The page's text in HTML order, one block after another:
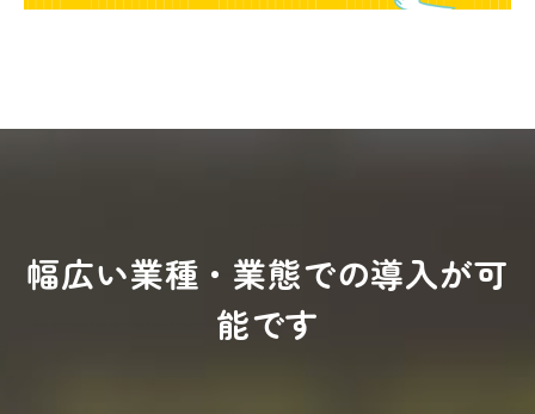
幅広い業種・業態での導入が可
能です